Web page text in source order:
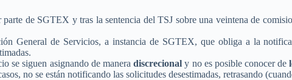
parte de SGTEX y tras la sentencia del TSJ sobre una veintena de
General de Servicios, a instancia de SGTEX, que obliga a la
se siguen asignando de maneradiscrecionaly no es posible conocer de
no se están notificando las solicitudes desestimadas, retrasando